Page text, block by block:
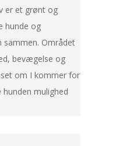
er et grønt og
hunde og
sammen. Området
bevægelse og
om I kommer for
mulighed